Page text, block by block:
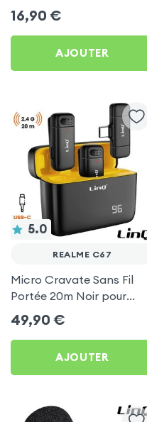
Réduction du bruit, Prise
Jack 3.5 mm, Longueur 2m
- Noir pour Realme C67
16,90 €
AJOUTER
5.0
REALME C67
Micro Cravate Sans Fil
Portée 20m Noir pour
Realme C67
49,90 €
AJOUTER